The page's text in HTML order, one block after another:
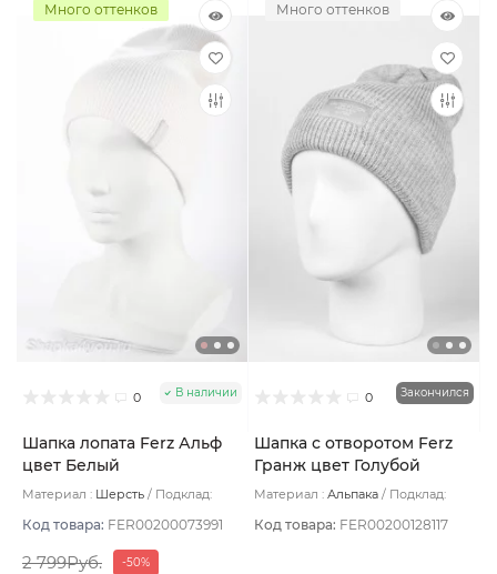
Много оттенков
0 В наличии
Шапка лопата Ferz Альф
цвет Белый
Материал : Шерсть
Подклад:
Код товара: FER00200073991
2 799Руб. -50%
Много оттенков
0 Закончился
Шапка с отворотом Ferz
Гранж цвет Голубой
светлый
Материал : Альпака
Подклад:
Код товара: FER00200128117